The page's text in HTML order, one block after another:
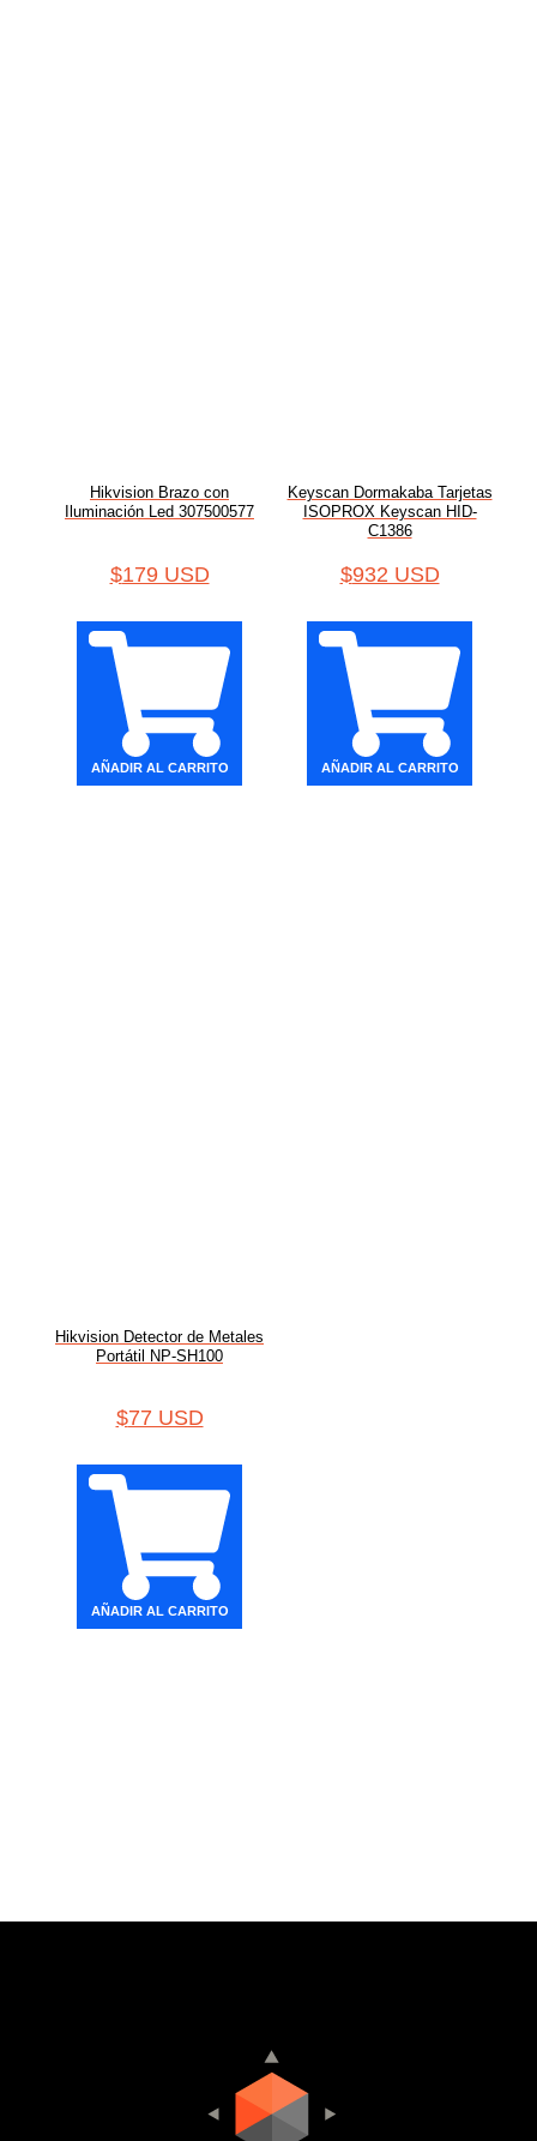
Hikvision Brazo con
Iluminación Led 307500577
$179 USD
AÑADIR AL CARRITO
Keyscan Dormakaba Tarjetas
ISOPROX Keyscan HID-
C1386
$932 USD
AÑADIR AL CARRITO
Hikvision Detector de Metales
Portátil NP-SH100
$77 USD
AÑADIR AL CARRITO